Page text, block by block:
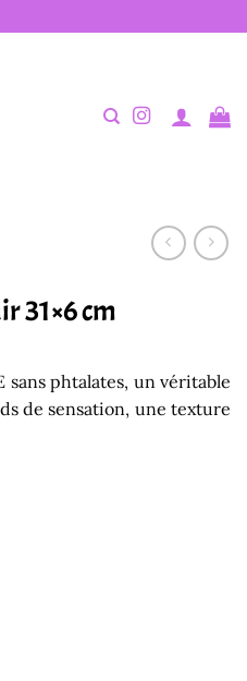
31×6 cm
phtalates, un véritable
de sensation, une texture